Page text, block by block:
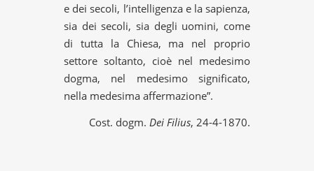
e dei secoli, l’intelligenza e la sapienza,
sia dei secoli, sia degli uomini, come
di tutta la Chiesa, ma nel proprio
settore soltanto, cioè nel medesimo
dogma, nel medesimo significato,
nella medesima affermazione”.
Cost. dogm. Dei Filius, 24-4-1870.